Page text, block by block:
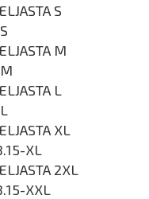
S
M
L
XL
XL
2XL
XXL